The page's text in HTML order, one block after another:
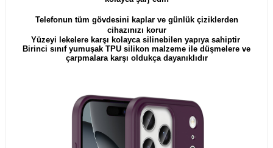
Telefonun tüm gövdesini kaplar ve günlük çiziklerden
cihazınızı korur
Yüzeyi lekelere karşı kolayca silinebilen yapıya sahiptir
Birinci sınıf yumuşak TPU silikon malzeme ile düşmelere ve
çarpmalara karşı oldukça dayanıklıdır